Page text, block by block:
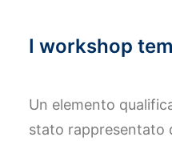
I workshop
Un elemento
stato rappresentato